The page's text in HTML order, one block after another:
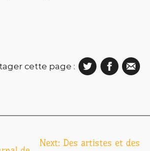
cette page :
Next: Des artistes et des